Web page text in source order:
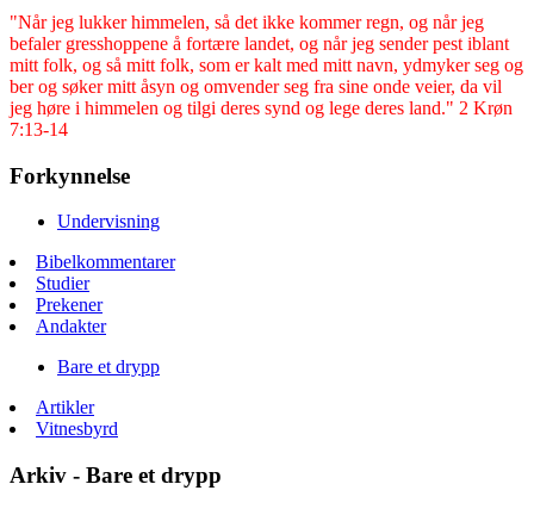
"Når jeg lukker himmelen, så det ikke kommer regn, og når jeg
befaler gresshoppene å fortære landet, og når jeg sender pest iblant
mitt folk, og så mitt folk, som er kalt med mitt navn, ydmyker seg og
ber og søker mitt åsyn og omvender seg fra sine onde veier, da vil
jeg høre i himmelen og tilgi deres synd og lege deres land." 2 Krøn
7:13-14
Forkynnelse
Undervisning
Bibelkommentarer
Studier
Prekener
Andakter
Bare et drypp
Artikler
Vitnesbyrd
Arkiv - Bare et drypp